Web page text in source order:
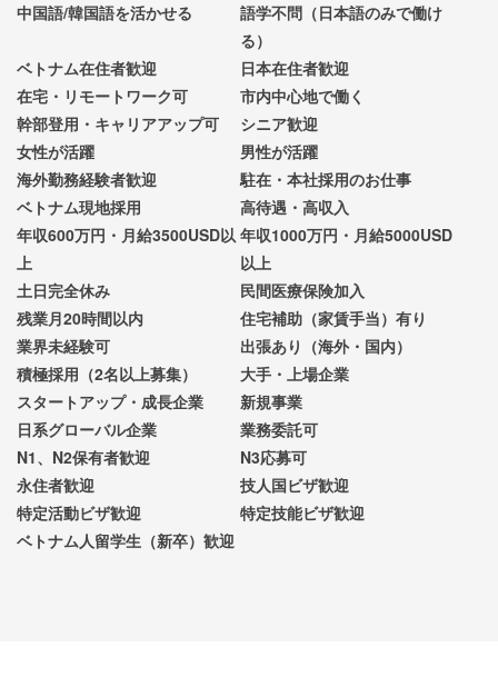
中国語/韓国語を活かせる
語学不問（日本語のみで働け
る）
ベトナム在住者歓迎
日本在住者歓迎
在宅・リモートワーク可
市内中心地で働く
幹部登用・キャリアアップ可
シニア歓迎
女性が活躍
男性が活躍
海外勤務経験者歓迎
駐在・本社採用のお仕事
ベトナム現地採用
高待遇・高収入
年収600万円・月給3500USD以
上
年収1000万円・月給5000USD
以上
土日完全休み
民間医療保険加入
残業月20時間以内
住宅補助（家賃手当）有り
業界未経験可
出張あり（海外・国内）
積極採用（2名以上募集）
大手・上場企業
スタートアップ・成長企業
新規事業
日系グローバル企業
業務委託可
N1、N2保有者歓迎
N3応募可
永住者歓迎
技人国ビザ歓迎
特定活動ビザ歓迎
特定技能ビザ歓迎
ベトナム人留学生（新卒）歓迎